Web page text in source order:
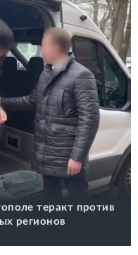
теракт против
регионов